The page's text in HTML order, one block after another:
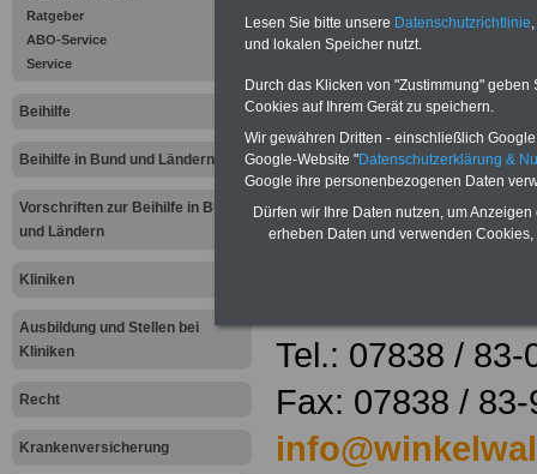
Ratgeber
ABO-Service
Service
Beihilfe
Beihilfe in Bund und Ländern
Vorschriften zur Beihilfe in Bund
und Ländern
Kliniken
Ausbildung und Stellen bei
Kliniken
Recht
Krankenversicherung
Winkelwaldklinik
Nordrach
Onkologische
(AHB)- und
Rehaklinik
Tel.: 07838 / 83-
Fax: 07838 / 83-
Lesen Sie bitte unsere Datenschutzrichtlinie
und lokalen Speicher nutzt.
Durch das Klicken von "Zustimmung"
Cookies auf Ihrem Gerät zu speichern.
Wir gewähren Dritten - einschließlich
Google-Website "Datenschutzerklärung &
Google ihre personenbezogenen Daten
Dürfen wir Ihre Daten nutzen, um
erheben Daten und verwenden